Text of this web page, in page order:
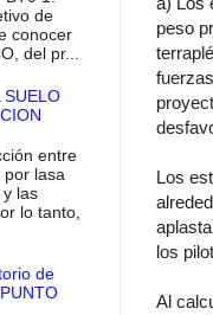
peso
Los
los
Al
de
conocer
del pr...
SUELO
entre
por lasa
las
lo tanto,
de